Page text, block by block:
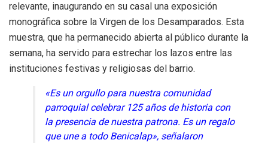
relevante, inaugurando en su casal una exposición
monográfica sobre la Virgen de los Desamparados. Esta
muestra, que ha permanecido abierta al público durante la
semana, ha servido para estrechar los lazos entre las
instituciones festivas y religiosas del barrio.
«Es un orgullo para nuestra comunidad
parroquial celebrar 125 años de historia con
la presencia de nuestra patrona. Es un regalo
que une a todo Benicalap», señalaron